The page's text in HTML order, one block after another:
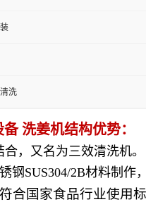
洗
洗姜机结构优势：
，又名为三效清洗机。
SUS304/2B材料制作
合国家食品行业使用